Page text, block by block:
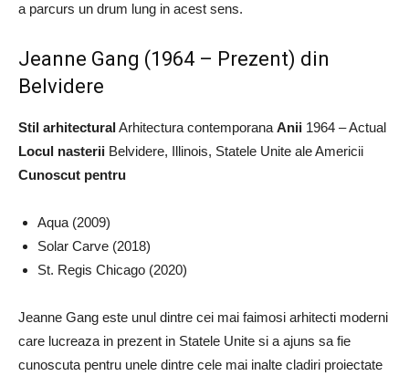
a parcurs un drum lung in acest sens.
Jeanne Gang (1964 – Prezent) din
Belvidere
Stil arhitecturalArhitectura contemporana Anii 1964 – Actual
Locul nasterii Belvidere, Illinois, Statele Unite ale Americii
Cunoscut pentru
Aqua (2009)
Solar Carve (2018)
St. Regis Chicago (2020)
Jeanne Gang este unul dintre cei mai faimosi arhitecti moderni
care lucreaza in prezent in Statele Unite si a ajuns sa fie
cunoscuta pentru unele dintre cele mai inalte cladiri proiectate